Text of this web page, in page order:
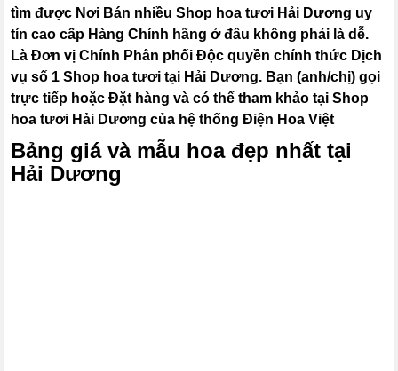
tìm được Nơi Bán nhiều Shop hoa tươi Hải Dương uy
tín cao cấp Hàng Chính hãng ở đâu không phải là dễ.
Là Đơn vị Chính Phân phối Độc quyền chính thức Dịch
vụ số 1 Shop hoa tươi tại Hải Dương. Bạn (anh/chị) gọi
trực tiếp hoặc Đặt hàng và có thể tham khảo tại Shop
hoa tươi Hải Dương của hệ thống Điện Hoa Việt
Bảng giá và mẫu hoa đẹp nhất tại
Hải Dương